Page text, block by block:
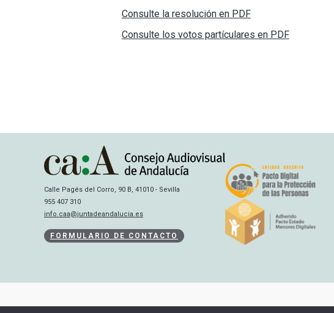
Consulte la resolución en PDF
Consulte los votos partículares en PDF
Calle Pagés del Corro, 90 B, 41010 - Sevilla
955 407 310
info.caa@juntadeandalucia.es
FORMULARIO DE CONTACTO